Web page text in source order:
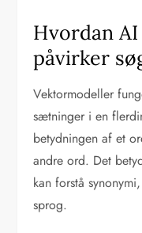
Hvordan
påvirker
Vektormodeller
sætninger i en
betydningen af et
andre ord. Det
kan forstå
sprog.